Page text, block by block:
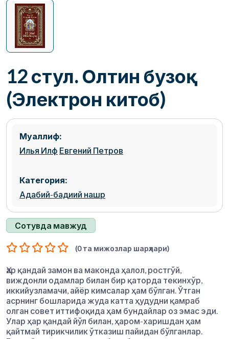
12 стул. Олтин бузоқ
(Электрон китоб)
Муаллиф:
Илья Илф Евгений Петров
Категория:
Адабий-бадиий нашр
Сотувда мавжуд
(0 та мижозлар шарҳлари)
Ҳар қандай замон ва маконда ҳалол, ростгўй,
виждонли одамлар билан бир қаторда текинхўр,
иккийузламачи, айёр кимсалар ҳам бўлган. Ўтган
асрнинг бошларида жуда катта ҳудудни қамраб
олган совет иттифоқида ҳам бундайлар оз эмас эди.
Улар ҳар қандай йўл билан, ҳаром-харишдан ҳам
қайтмай тирикчилик ўтказиш пайидан бўлганлар.